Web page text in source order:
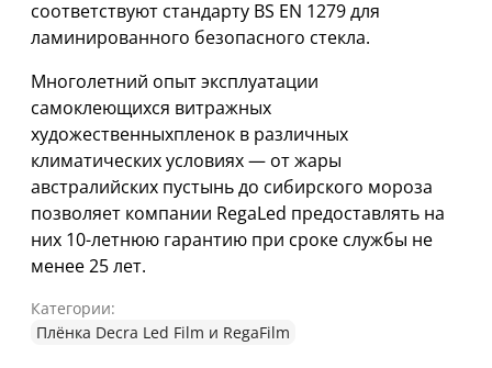
соответствуют стандарту BS EN 1279 для
ламинированного безопасного стекла.
Многолетний опыт эксплуатации
самоклеющихся витражных
художественныхпленок в различных
климатических условиях — от жары
австралийских пустынь до сибирского мороза
позволяет компании RegaLed предоставлять на
них 10-летнюю гарантию при сроке службы не
менее 25 лет.
Категории:
Плёнка Decra Led Film и RegaFilm